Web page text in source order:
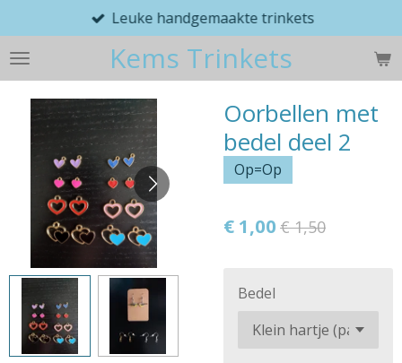
direct
naar
de
hoofdinhoud
Kems Trinkets
Leuke handgemaakte trinkets
Oorbellen met
bedel deel 2
Op=Op
€ 1,00 € 1,50
Bedel